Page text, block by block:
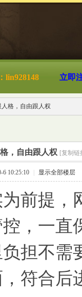
lin928148 立即
格，自由跟人权
，自由跟人权 [复制链
6 10:25:10 显示全部楼层
为前提，
，一直
担不需
符合后